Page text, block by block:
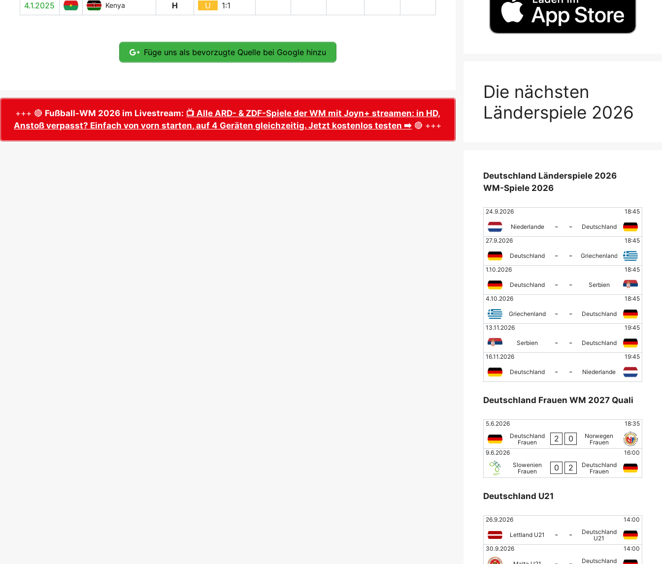
4.1.2025
Kenya H U 1:1
Füge uns als bevorzugte Quelle bei Google hinzu
+++ 🔴 Fußball-WM 2026 im Livestream: 📺 Alle ARD- & ZDF-Spiele der WM mit Joyn+ streamen: in HD,
Anstoß verpasst? Einfach von vorn starten, auf 4 Geräten gleichzeitig. Jetzt kostenlos testen ➡️ 🔴 +++
Die nächsten
Länderspiele 2026
Deutschland Länderspiele 2026
WM-Spiele 2026
24.9.2026 18:45
Niederlande - -
Deutschland
27.9.2026
18:45
Deutschland - -
Griechenland
1.10.2026
18:45
Deutschland - -
Serbien
4.10.2026
18:45
Griechenland - -
Deutschland
13.11.2026
19:45
Serbien - -
Deutschland
16.11.2026
19:45
Deutschland - - Niederlande
Deutschland Frauen WM 2027 Quali
5.6.2026
18:35
Deutschland
Frauen
2 0
Norwegen
Frauen
9.6.2026
16:00
Slowenien
Frauen
0 2
Deutschland
Frauen
Deutschland U21
26.9.2026 14:00
Lettland U21 - -
Deutschland
U21
30.9.2026
14:00
Deutschland